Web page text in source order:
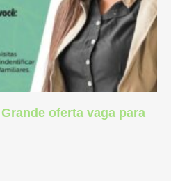
oferta vaga para